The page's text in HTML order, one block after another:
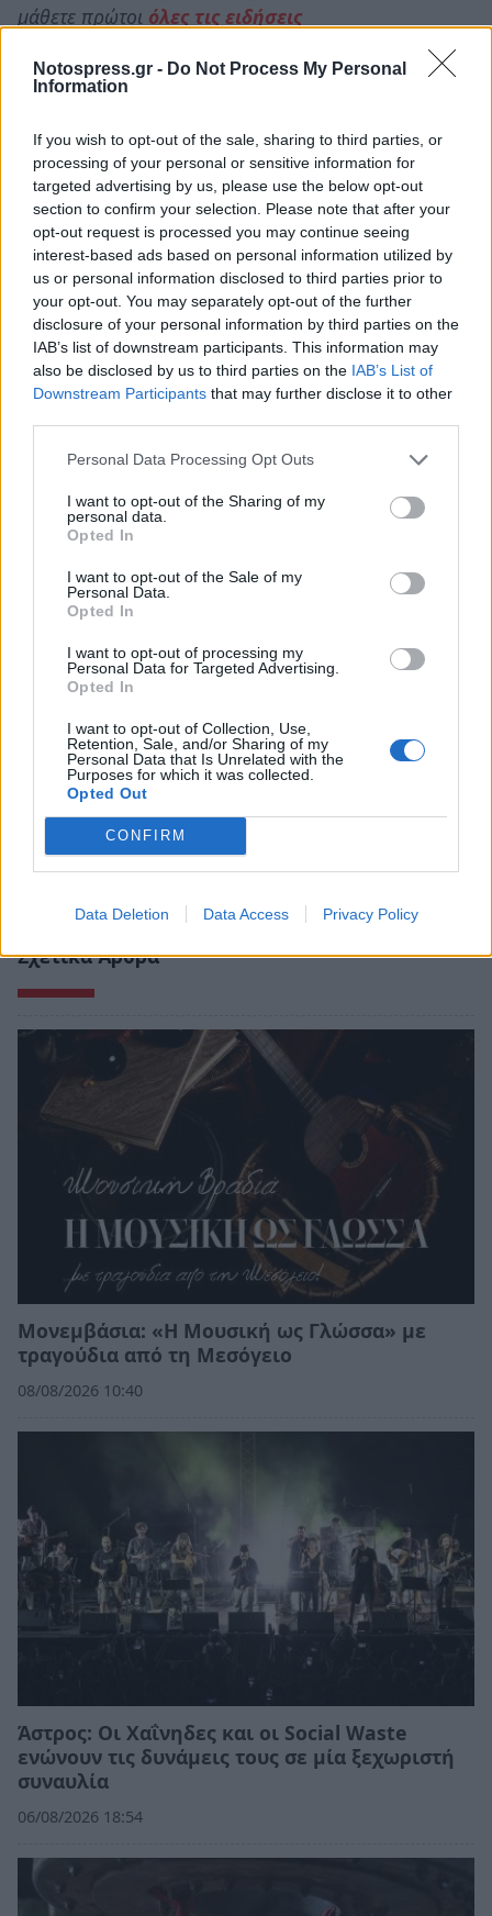
Notospress.gr - Do Not Process My Personal
Information
If you wish to opt-out of the sale, sharing to third parties, or
processing of your personal or sensitive information for
targeted advertising by us, please use the below opt-out
section to confirm your selection. Please note that after your
opt-out request is processed you may continue seeing
interest-based ads based on personal information utilized by
us or personal information disclosed to third parties prior to
your opt-out. You may separately opt-out of the further
disclosure of your personal information by third parties on the
IAB’s list of downstream participants. This information may
also be disclosed by us to third parties on the IAB’s List of
Downstream Participants that may further disclose it to other
Personal Data Processing Opt Outs
I want to opt-out of the Sharing of my
personal data.
Opted In
I want to opt-out of the Sale of my
Personal Data.
Opted In
I want to opt-out of processing my
Personal Data for Targeted Advertising.
Opted In
I want to opt-out of Collection, Use,
Retention, Sale, and/or Sharing of my
Personal Data that Is Unrelated with the
Purposes for which it was collected.
Opted Out
CONFIRM
Data Deletion Data Access Privacy Policy
μάθετε πρώτοι όλες τις ειδήσεις
ΚΑΡΝΑΒΑΛΙ 2023
ΕΚΔΗΛΩΣΕΙΣ ΑΠΟΚΡΙΕΣ 2023
Σχετικά Άρθρα
Μονεμβάσια: «Η Μουσική ως Γλώσσα» με
τραγούδια από τη Μεσόγειο
08/08/2026 10:40
Άστρος: Οι Χαΐνηδες και οι Social Waste
ενώνουν τις δυνάμεις τους σε μία ξεχωριστή
συναυλία
06/08/2026 18:54